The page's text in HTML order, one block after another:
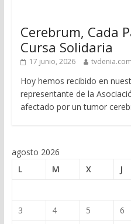
Cerebrum, Cada
Cursa Solidaria
17 junio, 2026 tvdenia.com
Hoy hemos recibido en
representante de la
afectado por un tumor
agosto 2026
L
M X J
3
4 5 6